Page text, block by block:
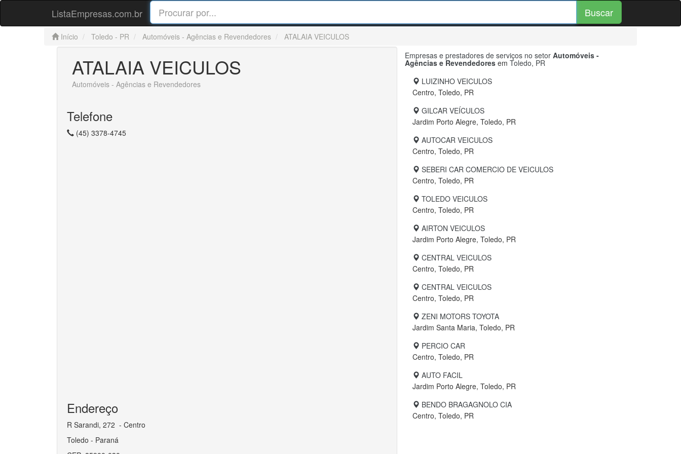
ListaEmpresas.com.br Buscar
Início Toledo - PR Automóveis - Agências e Revendedores ATALAIA VEICULOS
ATALAIA VEICULOS
Automóveis - Agências e Revendedores
Telefone
(45) 3378-4745
Endereço
R Sarandi, 272 - Centro
Toledo - Paraná
Empresas e prestadores de serviços no setor Automóveis -
Agências e Revendedores em Toledo, PR
LUIZINHO VEICULOS
Centro, Toledo, PR
GILCAR VEÍCULOS
Jardim Porto Alegre, Toledo, PR
AUTOCAR VEICULOS
Centro, Toledo, PR
SEBERI CAR COMERCIO DE VEICULOS
Centro, Toledo, PR
TOLEDO VEICULOS
Centro, Toledo, PR
AIRTON VEICULOS
Jardim Porto Alegre, Toledo, PR
CENTRAL VEICULOS
Centro, Toledo, PR
CENTRAL VEICULOS
Centro, Toledo, PR
ZENI MOTORS TOYOTA
Jardim Santa Maria, Toledo, PR
PERCIO CAR
Centro, Toledo, PR
AUTO FACIL
Jardim Porto Alegre, Toledo, PR
BENDO BRAGAGNOLO CIA
Centro, Toledo, PR